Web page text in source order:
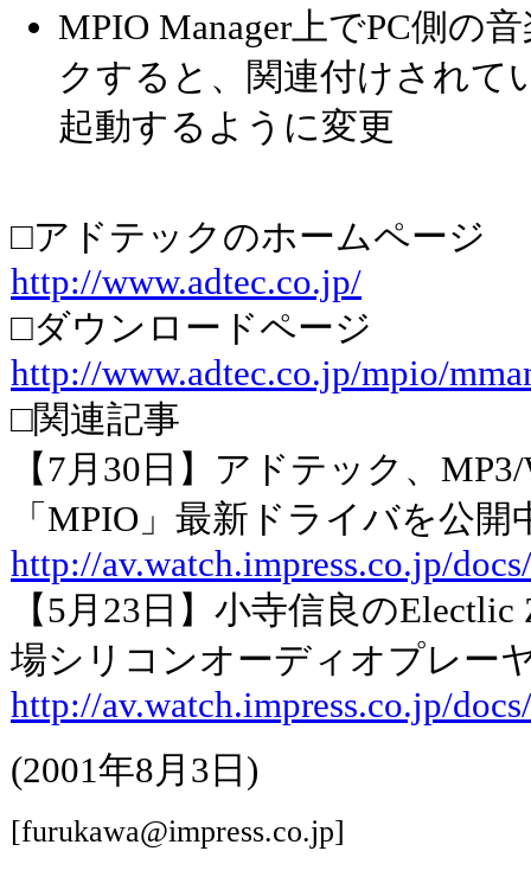
MPIO Manager上でPC側の
クすると、関連付けされて
起動するように変更
□アドテックのホームページ
http://www.adtec.co.jp/
□ダウンロードページ
http://www.adtec.co.jp/mpio/
□関連記事
【7月30日】アドテック、
「MPIO」最新ドライバを公開
http://av.watch.impress.co.jp/
【5月23日】小寺信良の
場シリコンオーディオプレー
http://av.watch.impress.co.jp/
(2001年8月3日)
[furukawa@impress.co.jp]